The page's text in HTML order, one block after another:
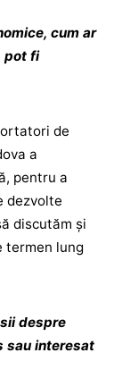
cum ar
pot fi
de
a
pentru a
dezvolte
discutăm și
termen lung
despre
sau interesat